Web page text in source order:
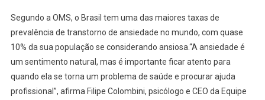
Segundo a OMS, o Brasil tem uma das maiores taxas de
prevalência de transtorno de ansiedade no mundo, com quase
10% da sua população se considerando ansiosa.“A ansiedade é
um sentimento natural, mas é importante ficar atento para
quando ela se torna um problema de saúde e procurar ajuda
profissional”, afirma Filipe Colombini, psicólogo e CEO da Equipe